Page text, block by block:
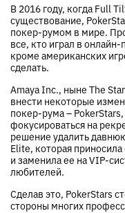
В 2016 году, когда Full
существование,
покер-румом в мире.
все, кто играл в
кроме американских
сделать.
Amaya Inc., ныне The
внести некоторые
покер-рума –
фокусироваться на
решение удалить
Elite, которая
и заменила ее на VIP-
любителей.
Сделав это, PokerStars
стороны многих